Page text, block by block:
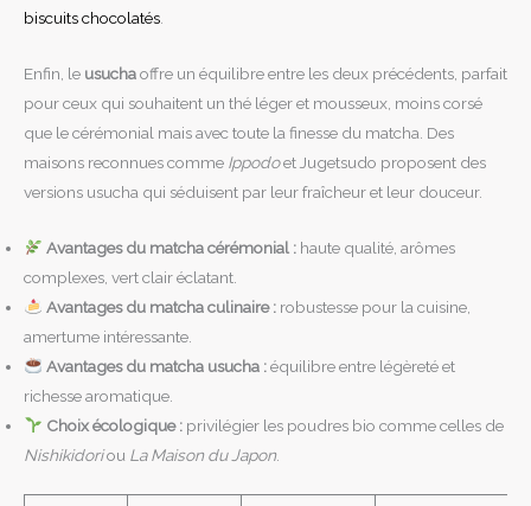
biscuits chocolatés
Enfin, le usuchaoffre un équilibre entre les deux précédents, parfait
pour ceux qui souhaitent un thé léger et mousseux, moins corsé
que le cérémonial mais avec toute la finesse du matcha. Des
maisons reconnues comme Ippodoet Jugetsudo proposent des
versions usucha qui séduisent par leur fraîcheur et leur douceur.
Avantages du matcha cérémonial :haute qualité, arômes
complexes, vert clair éclatant.
Avantages du matcha culinaire :robustesse pour la cuisine,
amertume intéressante.
Avantages du matcha usucha :équilibre entre légèreté et
richesse aromatique.
Choix écologique :privilégier les poudres bio comme celles de
Nishikidoriou La Maison du Japon.